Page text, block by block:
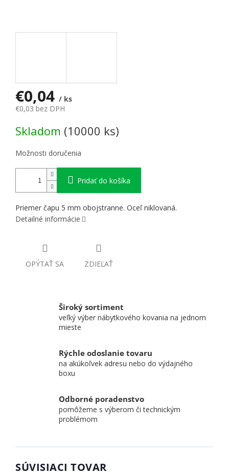
€0,04 / ks
€0,03 bez DPH
Skladom (10000 ks)
Možnosti doručenia
Pridať do košíka
Priemer čapu 5 mm obojstranne. Oceľ niklovaná.
Detailné informácie
OPÝTAŤ SA ZDIEĽAŤ
Široký sortiment
veľký výber nábytkového kovania na jednom
mieste
Rýchle odoslanie tovaru
na akúkoľvek adresu nebo do výdajného
boxu
Odborné poradenstvo
pomôžeme s výberom či technickým
problémom
SÚVISIACI TOVAR